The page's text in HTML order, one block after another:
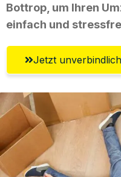
Bottrop, um Ihren
einfach und
Jetzt